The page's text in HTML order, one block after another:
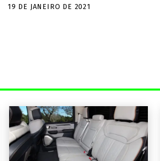
19 DE JANEIRO DE 2021